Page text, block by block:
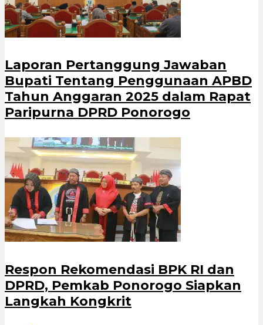
Laporan Pertanggung Jawaban
Bupati Tentang Penggunaan APBD
Tahun Anggaran 2025 dalam Rapat
Paripurna DPRD Ponorogo
Respon Rekomendasi BPK RI dan
DPRD, Pemkab Ponorogo Siapkan
Langkah Kongkrit